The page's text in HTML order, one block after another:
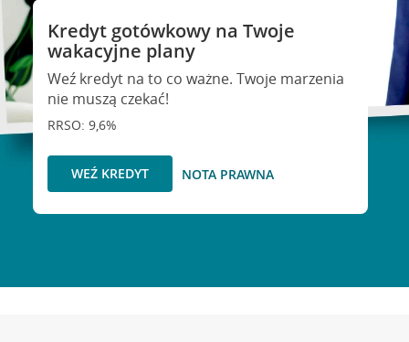
Kredyt gotówkowy na Twoje
wakacyjne plany
Weź kredyt na to co ważne. Twoje marzenia
nie muszą czekać!
RRSO: 9,6%
WEŹ KREDYT NOTA PRAWNA